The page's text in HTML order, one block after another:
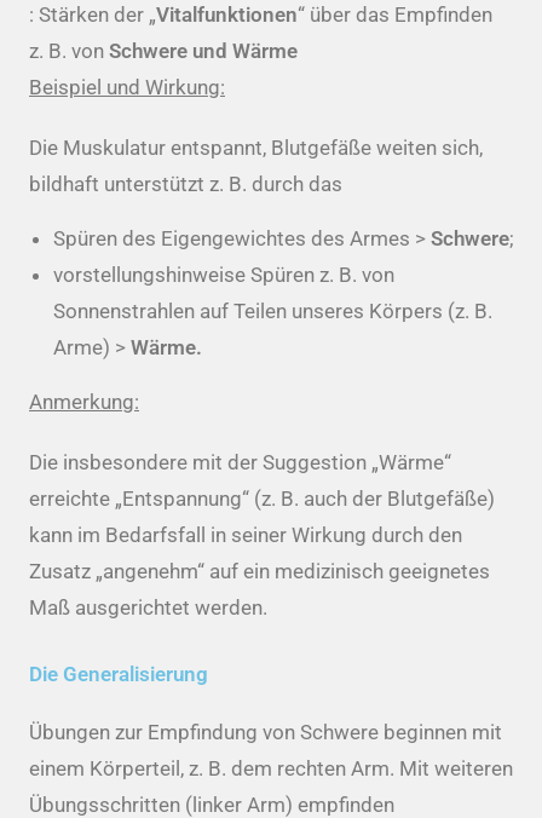
: Stärken der „Vitalfunktionen“ über das Empfinden
z. B. von Schwere und Wärme
Beispiel und Wirkung:
Die Muskulatur entspannt, Blutgefäße weiten sich,
bildhaft unterstützt z. B. durch das
Spüren des Eigengewichtes des Armes > Schwere;
vorstellungshinweise Spüren z. B. von
Sonnenstrahlen auf Teilen unseres Körpers (z. B.
Arme) > Wärme.
Anmerkung:
Die insbesondere mit der Suggestion „Wärme“
erreichte „Entspannung“ (z. B. auch der Blutgefäße)
kann im Bedarfsfall in seiner Wirkung durch den
Zusatz „angenehm“ auf ein medizinisch geeignetes
Maß ausgerichtet werden.
Die Generalisierung
Übungen zur Empfindung von Schwere beginnen mit
einem Körperteil, z. B. dem rechten Arm. Mit weiteren
Übungsschritten (linker Arm) empfinden